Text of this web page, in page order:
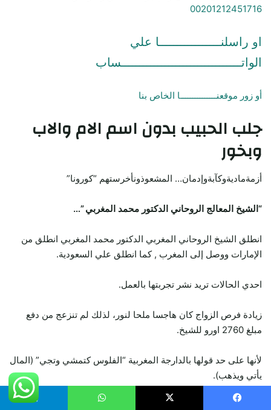
00201212451716
او راسلنـــــــــــــــــا علي
الواتـــــــــــــــــــــــــــــــــساب
أو زور موقعنـــــــــــــــا الخاص بنا
جلب الحبيب بدون اسم الام والاب
وبخور
أزمةماديةوكآبةوإدمان… المشعوذونأخرستهم “كورونا”
“الشيخ المعالج الروحاني الدكتور محمد المغربي ”…
انطلق الشيخ الروحاني المغربي الدكتور محمد المغربي انطلق من
الإمارات ووصل إلى المغرب , كما انطلق علي السعودية.
احدي الحالات تريد نشر تجربتها بالعمل.
زيادة فرص الزواج كان هاجسا ملحا لنور، لذلك لم تنزعج من دفع
مبلغ 2760 اورو للشيخ.
لأنها على حد قولها بالدارجة المغربية “الفلوس كتمشي وتجي” (المال
يأتي ويذهب).
كما نتشرف أن نعلن لسيادتكم أننا على إستعداد تام للمساعده